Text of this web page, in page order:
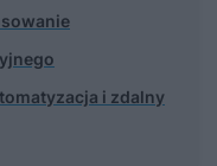
i zdalny